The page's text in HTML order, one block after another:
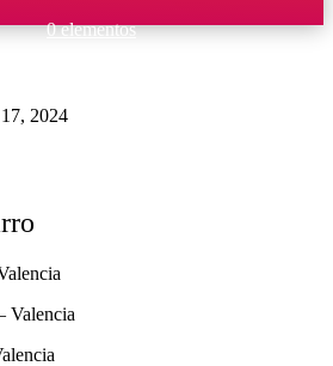
0 elementos
2024
Valencia